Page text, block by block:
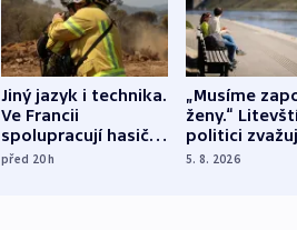
Jiný jazyk i technika.
Ve Francii
spolupracují hasiči z
různých zemí
před 20h
„Musíme
ženy.“
politici
dohodu o
5. 8. 2026